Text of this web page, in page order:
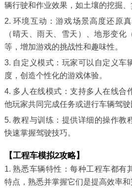
辆行驶和作业效果，如土壤的挖掘、
2. 环境互动：游戏场景高度还原
（晴天、雨天、雪天）、地形变化
等，增加游戏的挑战性和趣味性。
3. 自定义模式：玩家可以自定义车
度，创造个性化的游戏体验。
4. 多人在线模式：支持多人在线合
他玩家共同完成任务或进行车辆驾驶
5. 教程与训练：提供详细的操作教
快速掌握驾驶技巧。
【工程车模拟2攻略】
1. 熟悉车辆特性：每种工程车都有
特点，熟悉并掌握它们是提高效率和